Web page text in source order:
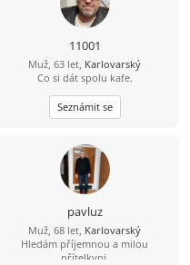
11001
Muž, 63 let, Karlovarský
Co si dát spolu kafe.
Seznámit se
pavluz
Muž, 68 let, Karlovarský
Hledám příjemnou a milou
přítelkyni.